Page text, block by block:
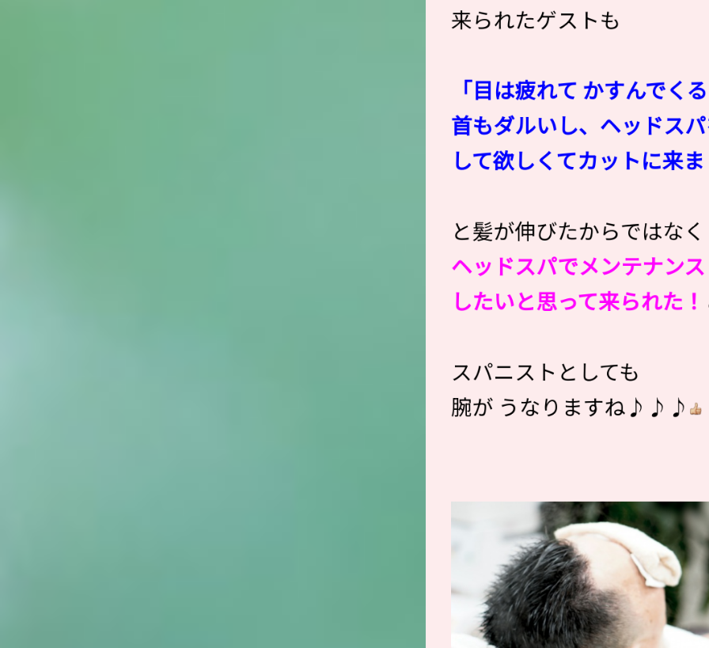
来られたゲストも
「目は疲れて かすんでく
首もダルいし、ヘッドス
して欲しくてカットに来
と髪が伸びたからではなく
ヘッドスパでメンテナンス
したいと思って来られた！
スパニストとしても
腕が うなりますね♪♪♪